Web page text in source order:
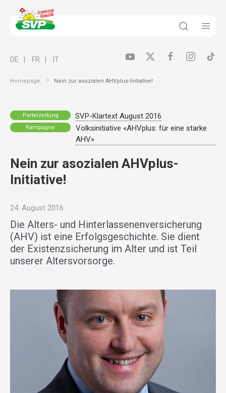
Homepage Nein zur asozialen AHVplus-Initiative!
DE FR IT
Parteizeitung SVP-Klartext August 2016
Kampagne
Volksinitiative «AHVplus: für eine starke
AHV»
Nein zur asozialen AHVplus-
Initiative!
24. August 2016
Die Alters- und Hinterlassenenversicherung
(AHV) ist eine Erfolgsgeschichte. Sie dient
der Existenzsicherung im Alter und ist Teil
unserer Altersvorsorge.